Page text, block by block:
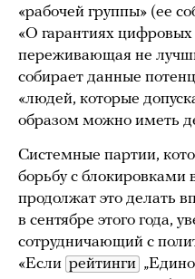
«рабочей группы» (ее
«О гарантиях
переживающая не
собирает данные
«людей, которые
образом можно иметь
Системные партии,
борьбу с блокировками
продолжат это делать
в сентябре этого года,
сотрудничающий с
«Если рейтинги